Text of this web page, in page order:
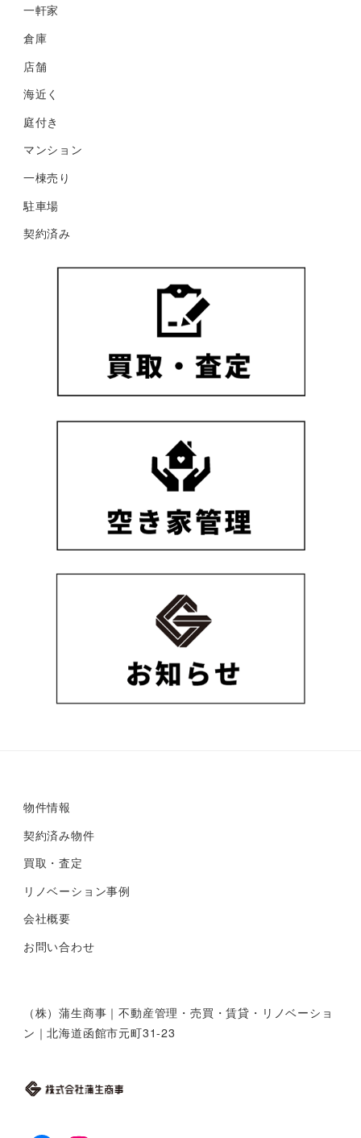
一軒家
倉庫
店舗
海近く
庭付き
マンション
一棟売り
駐車場
契約済み
物件情報
契約済み物件
買取・査定
リノベーション事例
会社概要
お問い合わせ
（株）蒲生商事｜不動産管理・売買・賃貸・リノベーショ
ン｜北海道函館市元町31-23